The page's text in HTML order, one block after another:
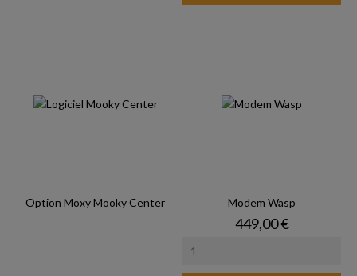
Option Moxy Mooky Center Modem Wasp
Prix
449,00 €